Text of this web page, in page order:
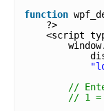
function
?>
<script
//
// 1 =